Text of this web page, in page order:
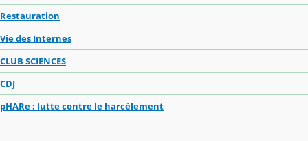
Restauration
Vie des Internes
CLUB SCIENCES
CDJ
pHARe : lutte contre le harcèlement